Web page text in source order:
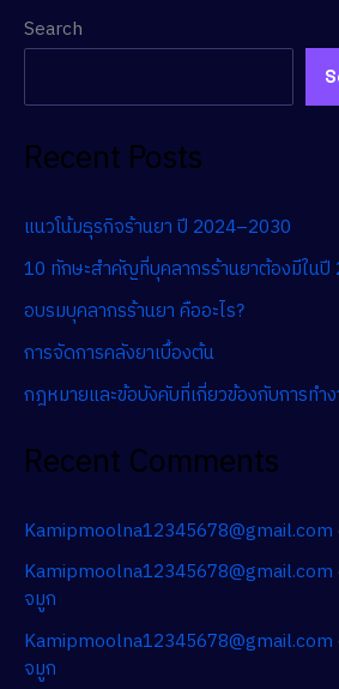
Search
Recent Posts
แนวโน้มธุรกิจร้านยา ปี 2024–2030
10 ทักษะสำคัญที่บุคลากรร้านยาต้องมีในปี
อบรมบุคลากรร้านยา คืออะไร?
การจัดการคลังยาเบื้องต้น
กฎหมายและข้อบังคับที่เกี่ยวข้องกับการทำ
Recent Comments
Kamipmoolna12345678@gmail.com
Kamipmoolna12345678@gmail.com
จมูก
Kamipmoolna12345678@gmail.com
จมูก